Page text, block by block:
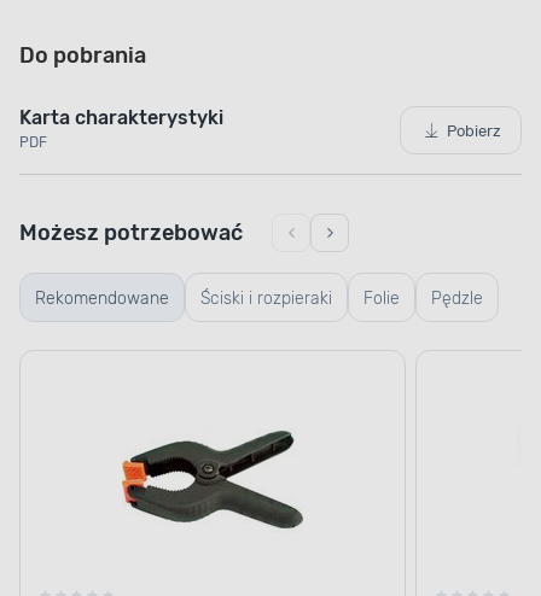
Do pobrania
Karta charakterystyki
PDF
Pobierz
Rekomendowane Ściski i rozpieraki Folie Pędzle
Możesz potrzebować